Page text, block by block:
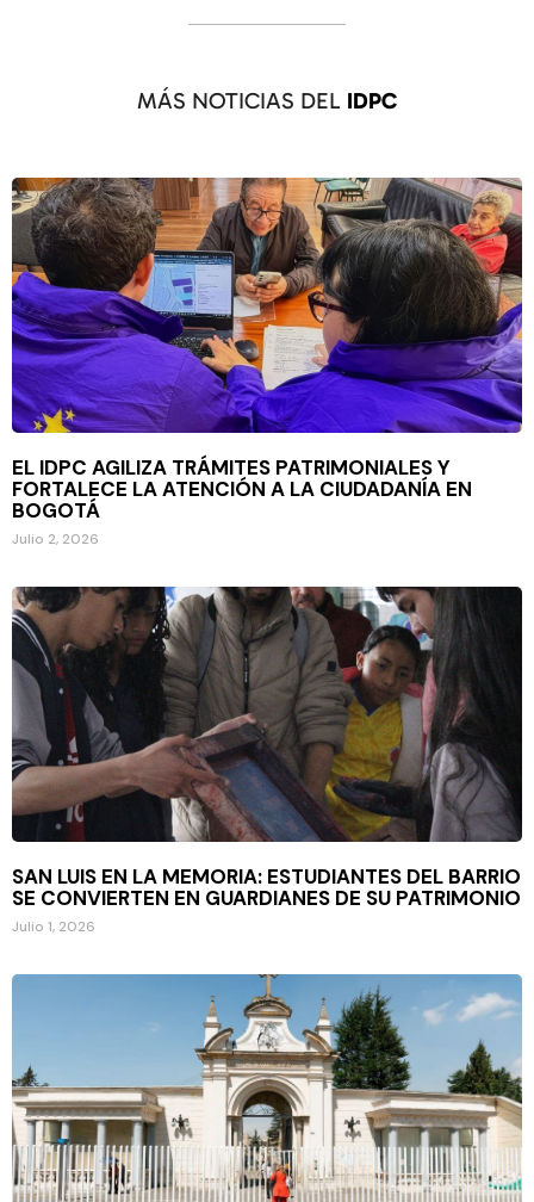
MÁS NOTICIAS DEL IDPC
EL IDPC AGILIZA TRÁMITES PATRIMONIALES Y
FORTALECE LA ATENCIÓN A LA CIUDADANÍA EN
BOGOTÁ
Julio 2, 2026
SAN LUIS EN LA MEMORIA: ESTUDIANTES DEL BARRIO
SE CONVIERTEN EN GUARDIANES DE SU PATRIMONIO
Julio 1, 2026